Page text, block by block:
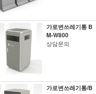
가로변쓰레기통 B
M-W800
상담문의
가로변쓰레기통/B